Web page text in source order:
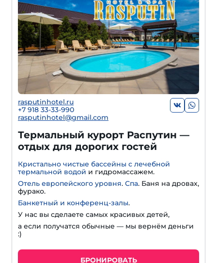
rasputinhotel.ru
+7 918 33-33-990
rasputinhotel@gmail.com
Термальный курорт Распутин —
отдых для дорогих гостей
Кристально чистые бассейны с лечебной
термальной водой и гидромассажем.
Отель европейского уровня. Спа. Баня на дровах,
фурако.
Банкетный и конференц-залы.
У нас вы сделаете самых красивых детей,
а если получатся обычные — мы вернём деньги
:)
БРОНИРОВАТЬ